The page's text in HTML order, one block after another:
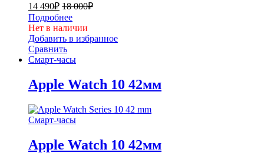
14 490₽ 18 000₽
Подробнее
Нет в наличии
Добавить в избранное
Сравнить
Смарт-часы
Apple Watch 10 42мм
Смарт-часы
Apple Watch 10 42мм